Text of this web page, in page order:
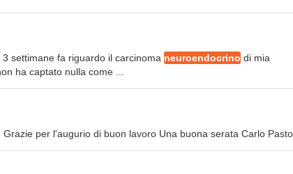
settimane fa riguardo il carcinoma neuroendocrino di mia
ha captato nulla come ...
per l'augurio di buon lavoro Una buona serata Carlo